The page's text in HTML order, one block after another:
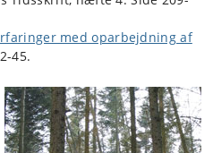
med oparbejdning af
45.